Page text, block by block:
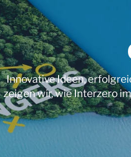
Innovative Ideen,
zeigen wir, wie Interzero